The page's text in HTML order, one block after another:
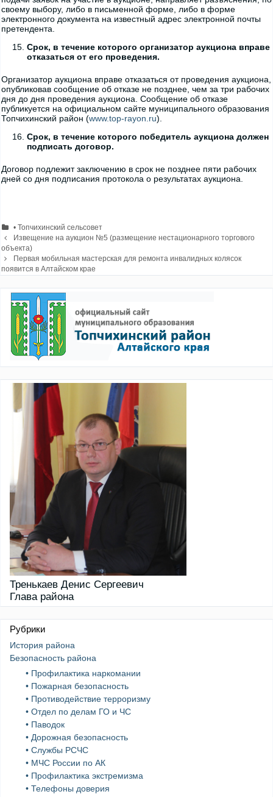
своему выбору, либо в письменной форме, либо в форме
электронного документа на известный адрес электронной почты
претендента.
Срок, в течение которого организатор аукциона вправе
отказаться от его проведения.
Организатор аукциона вправе отказаться от проведения аукциона,
опубликовав сообщение об отказе не позднее, чем за три рабочих
дня до дня проведения аукциона. Сообщение об отказе
публикуется на официальном сайте муниципального образования
Топчихинский район (www.top-rayon.ru).
Срок, в течение которого победитель аукциона должен
подписать договор.
Договор подлежит заключению в срок не позднее пяти рабочих
дней со дня подписания протокола о результатах аукциона.
Рубрики
• Топчихинский сельсовет
Навигация
записи
Извещение на аукцион №5 (размещение нестационарного торгового
объекта)
Первая мобильная мастерская для ремонта инвалидных колясок
появится в Алтайском крае
Тренькаев Денис Сергеевич
Глава района
Рубрики
История района
Безопасность района
• Профилактика наркомании
• Пожарная безопасность
• Противодействие терроризму
• Отдел по делам ГО и ЧС
• Паводок
• Дорожная безопасность
• Службы РСЧС
• МЧС России по АК
• Профилактика экстремизма
• Телефоны доверия